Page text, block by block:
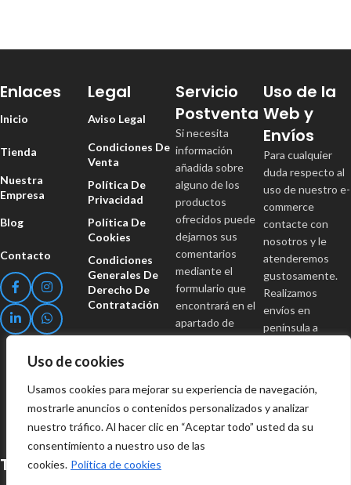
Uso de cookies
Usamos cookies para mejorar su experiencia de navegación,
mostrarle anuncios o contenidos personalizados y analizar
nuestro tráfico. Al hacer clic en “Aceptar todo” usted da su
consentimiento a nuestro uso de las
cookies. Política de cookies
Enlaces
Inicio
Tienda
Nuestra
Empresa
Blog
Contacto
Legal
Aviso Legal
Condiciones De
Venta
Política De
Privacidad
Política De
Cookies
Condiciones
Generales De
Derecho De
Contratación
Servicio
Postventa
Si necesita
información
añadida sobre
alguno de los
productos
ofrecidos puede
dejarnos sus
comentarios
mediante el
formulario que
encontrará en el
apartado de
Contacto.
Uso de la
Web y
Envíos
Para cualquier
duda respecto al
uso de nuestro e-
commerce
contacte con
nosotros y le
atenderemos
gustosamente.
Realizamos
envíos en
península a
superiores a 150
€.
Tomisa Herramientas S.L.